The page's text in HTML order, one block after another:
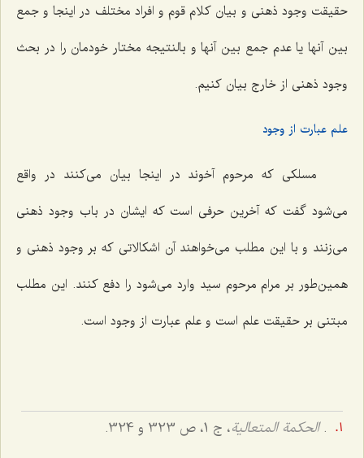
حقیقت وجود ذهنی و بیان کلام قوم و افراد مختلف در اینجا و جمع
بین آنها یا عدم جمع بین آنها و بالنتیجه مختار خودمان را در بحث
وجود ذهنی از خارج بیان کنیم.
علم عبارت از وجود
مسلکی که مرحوم آخوند در اینجا بیان می‌کنند در واقع
می‌شود گفت که آخرین حرفی است که ایشان در باب وجود ذهنی
می‌زنند و با این مطلب می‌خواهند آن اشکالاتی که بر وجود ذهنی و
همین‌طور بر مرام مرحوم سید وارد می‌شود را دفع کنند. این مطلب
مبتنی بر حقیقت علم است و علم عبارت از وجود است.
.الحکمة المتعالیة، ج 1، ص 323 و 324.